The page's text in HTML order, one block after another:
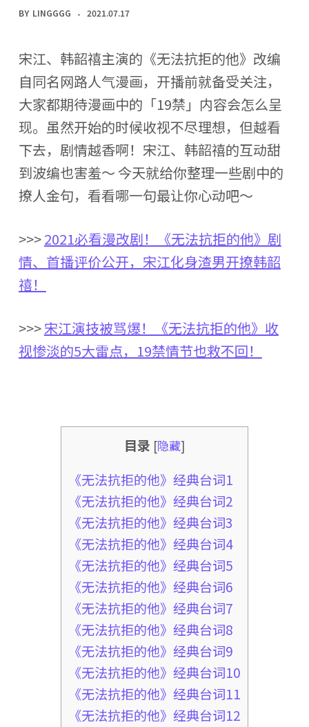
BY LINGGGG 2021.07.17
宋江、韩韶禧主演的《无法抗拒的他》改编
自同名网路人气漫画，开播前就备受关注，
大家都期待漫画中的「19禁」内容会怎么呈
现。虽然开始的时候收视不尽理想，但越看
下去，剧情越香啊！宋江、韩韶禧的互动甜
到波编也害羞～ 今天就给你整理一些剧中的
撩人金句，看看哪一句最让你心动吧～
>>>2021必看漫改剧！《无法抗拒的他》剧
情、首播评价公开，宋江化身渣男开撩韩韶
禧！
>>>宋江演技被骂爆！《无法抗拒的他》收
视惨淡的5大雷点，19禁情节也救不回！
目录 [隐藏]
《无法抗拒的他》经典台词1
《无法抗拒的他》经典台词2
《无法抗拒的他》经典台词3
《无法抗拒的他》经典台词4
《无法抗拒的他》经典台词5
《无法抗拒的他》经典台词6
《无法抗拒的他》经典台词7
《无法抗拒的他》经典台词8
《无法抗拒的他》经典台词9
《无法抗拒的他》经典台词10
《无法抗拒的他》经典台词11
《无法抗拒的他》经典台词12